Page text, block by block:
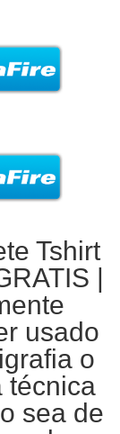
Tshirt
|
usado
o
técnica
sea de